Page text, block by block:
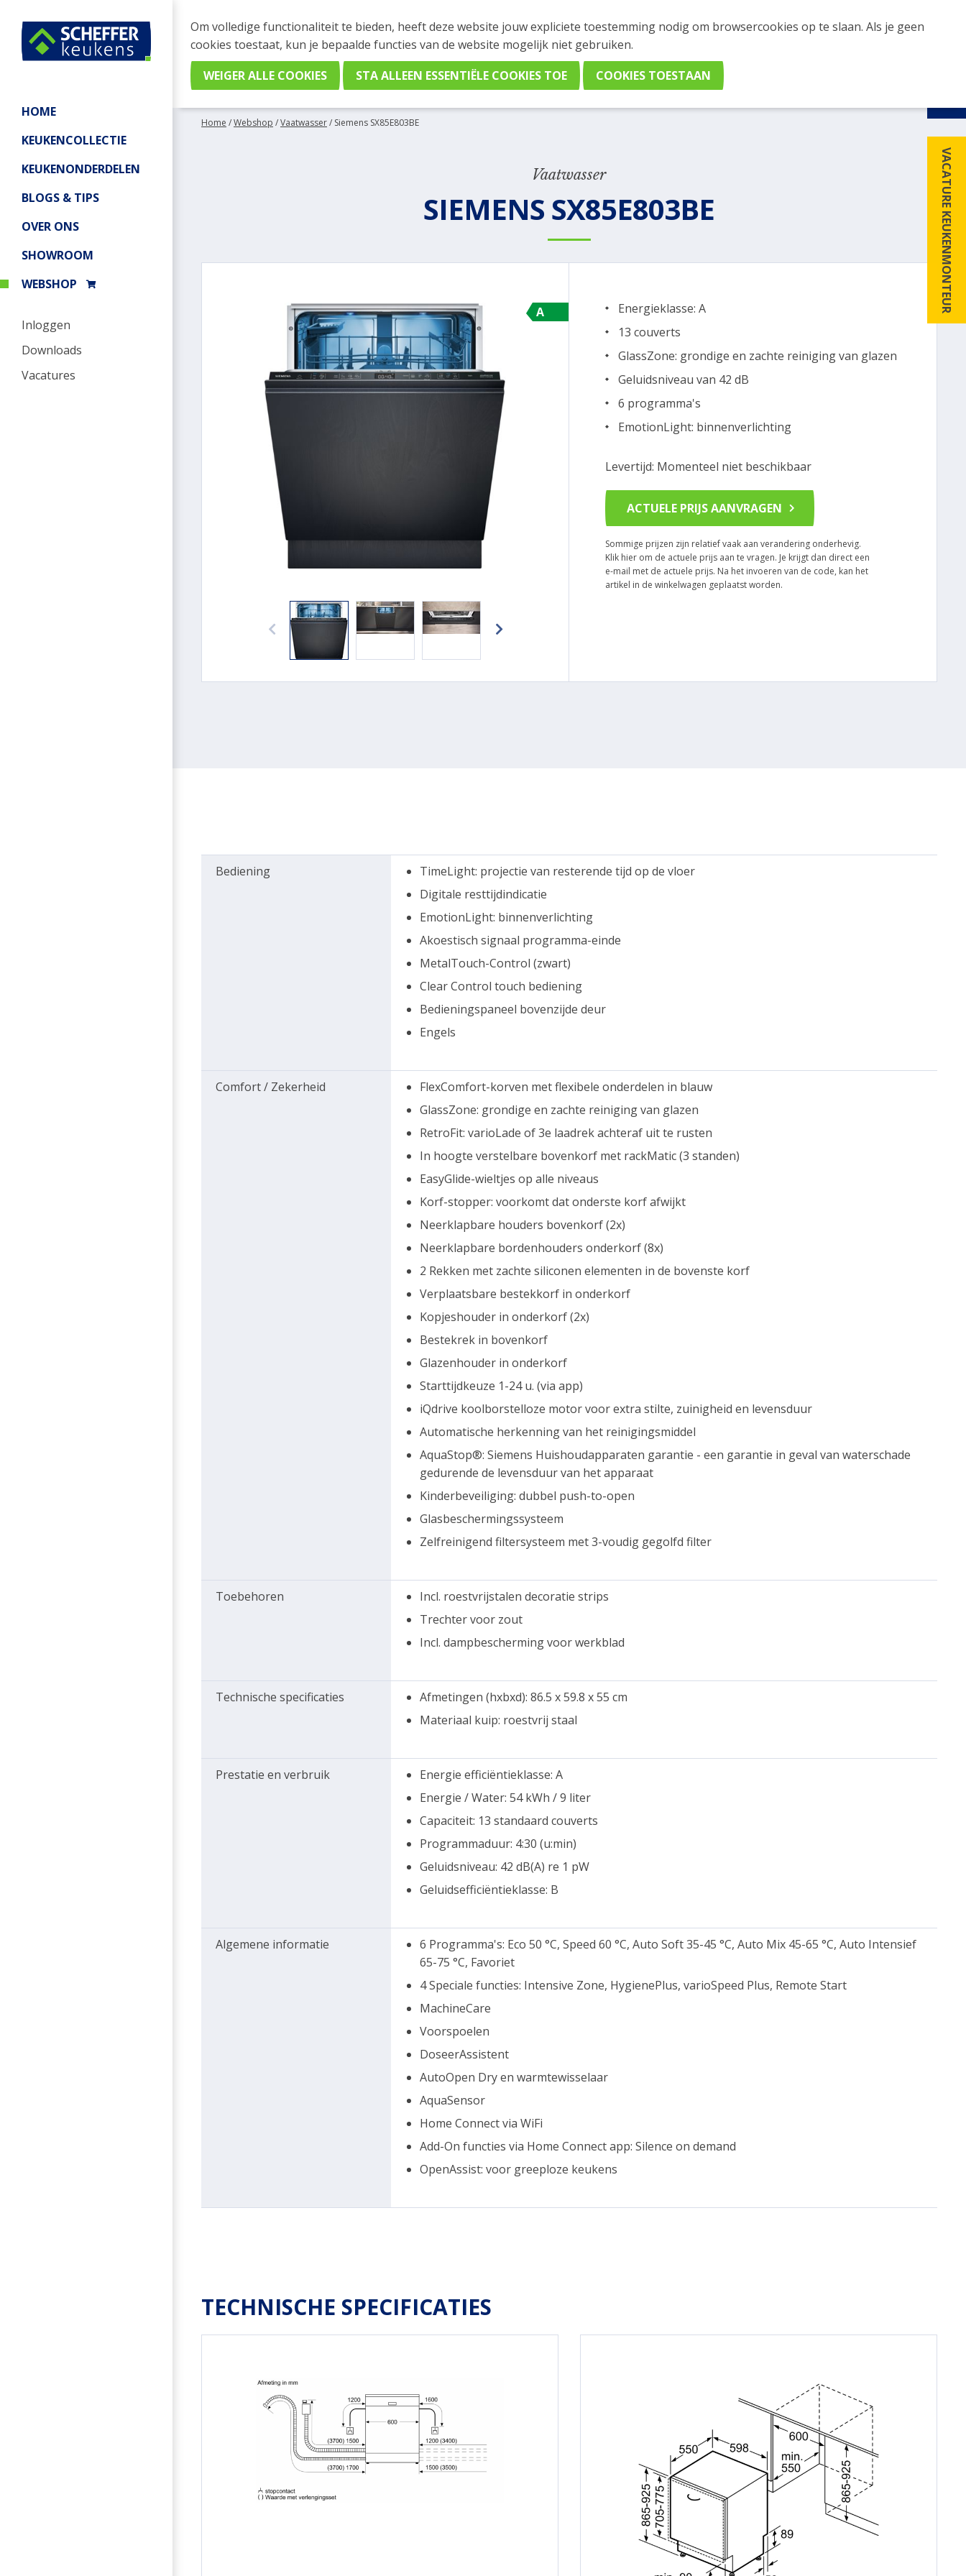
HOME
KEUKENCOLLECTIE
KEUKENONDERDELEN
BLOGS & TIPS
OVER ONS
SHOWROOM
WEBSHOP
Inloggen
Downloads
Vacatures
VACATURE KEUKENMONTEUR
WEBSHOP BESTELLINGEN
Je kan tijdelijk geen bestelling plaatsen. Wil je je vast oriënteren? Vergelijk eenvoudig apparaten en merken met elkaar. Klik hier voor
Home /Webshop /Vaatwasser/ Siemens SX85E803BE
Vaatwasser
SIEMENS SX85E803BE
A
Levertijd: Momenteel niet beschikbaar
Energieklasse: A
13 couverts
GlassZone: grondige en zachte reiniging van glazen
Geluidsniveau van 42 dB
6 programma's
EmotionLight: binnenverlichting
ACTUELE PRIJS AANVRAGEN
Sommige prijzen zijn relatief vaak aan verandering onderhevig.
Klik hier om de actuele prijs aan te vragen. Je krijgt dan direct een
e-mail met de actuele prijs. Na het invoeren van de code, kan het
artikel in de winkelwagen geplaatst worden.
Bediening
TimeLight: projectie van resterende tijd op de vloer
Digitale resttijdindicatie
EmotionLight: binnenverlichting
Akoestisch signaal programma-einde
MetalTouch-Control (zwart)
Clear Control touch bediening
Bedieningspaneel bovenzijde deur
Engels
Comfort / Zekerheid
FlexComfort-korven met flexibele onderdelen in blauw
GlassZone: grondige en zachte reiniging van glazen
RetroFit: varioLade of 3e laadrek achteraf uit te rusten
In hoogte verstelbare bovenkorf met rackMatic (3 standen)
EasyGlide-wieltjes op alle niveaus
Korf-stopper: voorkomt dat onderste korf afwijkt
Neerklapbare houders bovenkorf (2x)
Neerklapbare bordenhouders onderkorf (8x)
2 Rekken met zachte siliconen elementen in de bovenste korf
Verplaatsbare bestekkorf in onderkorf
Kopjeshouder in onderkorf (2x)
Bestekrek in bovenkorf
Glazenhouder in onderkorf
Starttijdkeuze 1-24 u. (via app)
iQdrive koolborstelloze motor voor extra stilte, zuinigheid en levensduur
Automatische herkenning van het reinigingsmiddel
AquaStop®: Siemens Huishoudapparaten garantie - een garantie in geval van waterschade
gedurende de levensduur van het apparaat
Kinderbeveiliging: dubbel push-to-open
Glasbeschermingssysteem
Zelfreinigend filtersysteem met 3-voudig gegolfd filter
Toebehoren
Incl. roestvrijstalen decoratie strips
Trechter voor zout
Incl. dampbescherming voor werkblad
Technische specificaties
Afmetingen (hxbxd): 86.5 x 59.8 x 55 cm
Materiaal kuip: roestvrij staal
Prestatie en verbruik
Energie efficiëntieklasse: A
Energie / Water: 54 kWh / 9 liter
Capaciteit: 13 standaard couverts
Programmaduur: 4:30 (u:min)
Geluidsniveau: 42 dB(A) re 1 pW
Geluidsefficiëntieklasse: B
Algemene informatie
6 Programma's: Eco 50 °C, Speed 60 °C, Auto Soft 35-45 °C, Auto Mix 45-65 °C, Auto Intensief
65-75 °C, Favoriet
4 Speciale functies: Intensive Zone, HygienePlus, varioSpeed Plus, Remote Start
MachineCare
Voorspoelen
DoseerAssistent
AutoOpen Dry en warmtewisselaar
AquaSensor
Home Connect via WiFi
Add-On functies via Home Connect app: Silence on demand
OpenAssist: voor greeploze keukens
TECHNISCHE SPECIFICATIES
Om volledige functionaliteit te bieden, heeft deze website jouw expliciete toestemming nodig om browsercookies op te slaan. Als je geen
cookies toestaat, kun je bepaalde functies van de website mogelijk niet gebruiken.